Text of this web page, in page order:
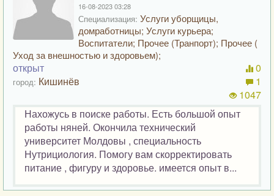
16-08-2023 03:28
Специализация: Услуги уборщицы,
домработницы; Услуги курьера;
Воспитатели; Прочее (Транпорт); Прочее (
Уход за внешностью и здоровьем);
открыт
город: Кишинёв
0
1
1047
Нахожусь в поиске работы. Есть большой опыт
работы няней. Окончила технический
университет Молдовы , специальность
Нутрициология. Помогу вам скорректировать
питание , фигуру и здоровье. имеется опыт в...